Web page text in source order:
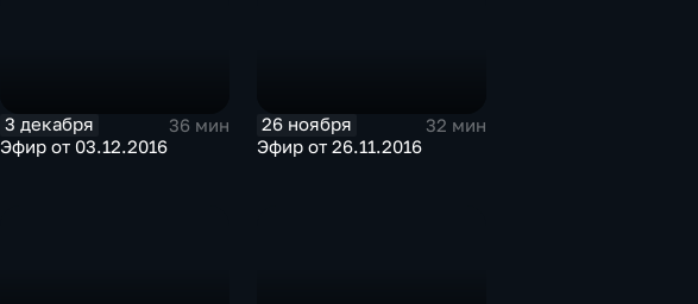
3 декабря
36 мин
Эфир от 03.12.2016
26 ноября
32 мин
Эфир от 26.11.2016